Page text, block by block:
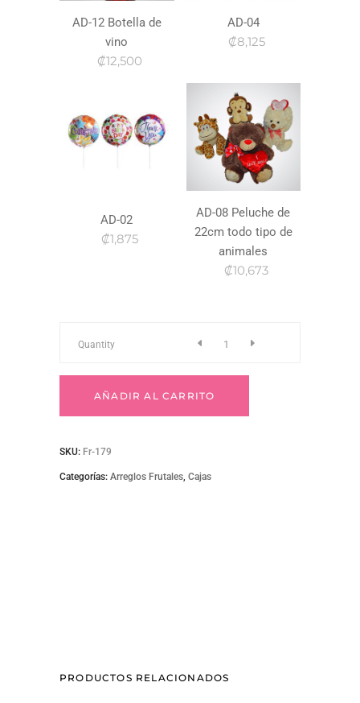
AD-12 Botella de
vino
₡12,500
AD-04
₡8,125
AD-02
₡1,875
AD-08 Peluche de
22cm todo tipo de
animales
₡10,673
Fr-
Quantity
AÑADIR AL CARRITO
SKU: Fr-179
Categorías: Arreglos Frutales, Cajas
PRODUCTOS RELACIONADOS